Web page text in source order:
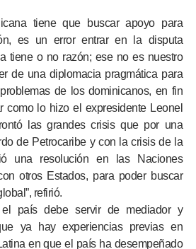
tiene que buscar apoyo para
es un error entrar en la disputa
tiene o no razón; ese no es nuestro
de una diplomacia pragmática para
de los dominicanos, en fin
como lo hizo el expresidente Leonel
las grandes crisis que por una
de Petrocaribe y con la crisis de la
una resolución en las Naciones
otros Estados, para poder buscar
refirió.
el país debe servir de mediador y
ya hay experiencias previas en
en que el país ha desempeñado